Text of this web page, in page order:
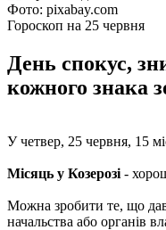
Фото: pixabay.com
Гороскоп на 25 червня
День спокус,
кожного знака
У четвер, 25 червня, 15
Місяць у Козерозі -
Можна зробити те, що
начальства або органів